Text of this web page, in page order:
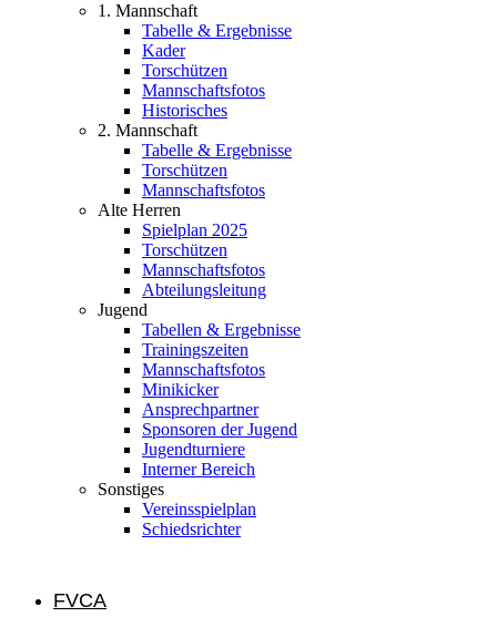
1. Mannschaft
Tabelle & Ergebnisse
Kader
Torschützen
Mannschaftsfotos
Historisches
2. Mannschaft
Tabelle & Ergebnisse
Torschützen
Mannschaftsfotos
Alte Herren
Spielplan 2025
Torschützen
Mannschaftsfotos
Abteilungsleitung
Jugend
Tabellen & Ergebnisse
Trainingszeiten
Mannschaftsfotos
Minikicker
Ansprechpartner
Sponsoren der Jugend
Jugendturniere
Interner Bereich
Sonstiges
Vereinsspielplan
Schiedsrichter
FVCA